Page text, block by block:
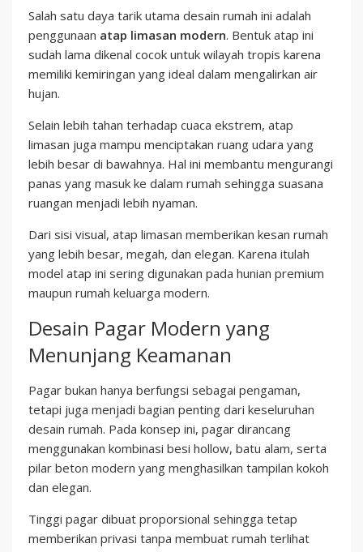
Salah satu daya tarik utama desain rumah ini adalah
penggunaan atap limasan modern. Bentuk atap ini
sudah lama dikenal cocok untuk wilayah tropis karena
memiliki kemiringan yang ideal dalam mengalirkan air
hujan.
Selain lebih tahan terhadap cuaca ekstrem, atap
limasan juga mampu menciptakan ruang udara yang
lebih besar di bawahnya. Hal ini membantu mengurangi
panas yang masuk ke dalam rumah sehingga suasana
ruangan menjadi lebih nyaman.
Dari sisi visual, atap limasan memberikan kesan rumah
yang lebih besar, megah, dan elegan. Karena itulah
model atap ini sering digunakan pada hunian premium
maupun rumah keluarga modern.
Desain Pagar Modern yang
Menunjang Keamanan
Pagar bukan hanya berfungsi sebagai pengaman,
tetapi juga menjadi bagian penting dari keseluruhan
desain rumah. Pada konsep ini, pagar dirancang
menggunakan kombinasi besi hollow, batu alam, serta
pilar beton modern yang menghasilkan tampilan kokoh
dan elegan.
Tinggi pagar dibuat proporsional sehingga tetap
memberikan privasi tanpa membuat rumah terlihat